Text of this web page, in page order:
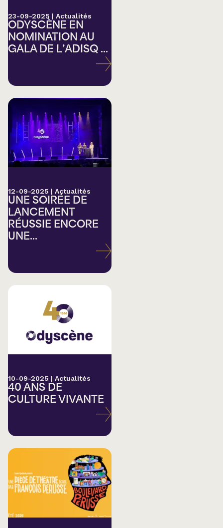
23-09-2025 | Actualités
ODYSCÈNE EN
NOMINATION AU
GALA DE L’ADISQ ...
12-09-2025 | Actualités
UNE SOIRÉE DE
LANCEMENT
RÉUSSIE ENCORE
UNE...
10-09-2025 | Actualités
40 ANS DE
CULTURE VIVANTE